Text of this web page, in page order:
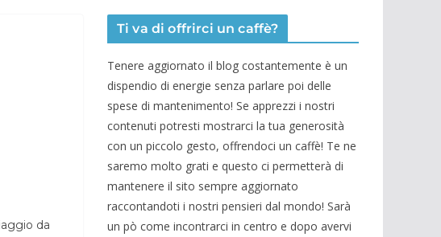
da
Ti va di offrirci un caffè?
Tenere aggiornato il blog costantemente è un
dispendio di energie senza parlare poi delle
spese di mantenimento! Se apprezzi i nostri
contenuti potresti mostrarci la tua generosità
con un piccolo gesto, offrendoci un caffè! Te ne
saremo molto grati e questo ci permetterà di
mantenere il sito sempre aggiornato
raccontandoti i nostri pensieri dal mondo! Sarà
un pò come incontrarci in centro e dopo avervi